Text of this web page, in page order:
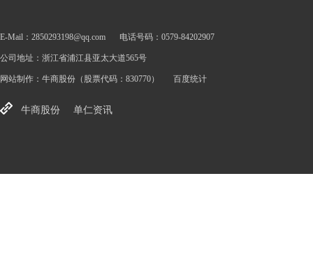
E-Mail：2850293198@qq.com 电话号码：0579-84202907
公司地址：浙江省浦江县亚太大道565号
网站制作： 牛商股份 （股票代码：830770） 百度统计
牛商股份 单仁资讯